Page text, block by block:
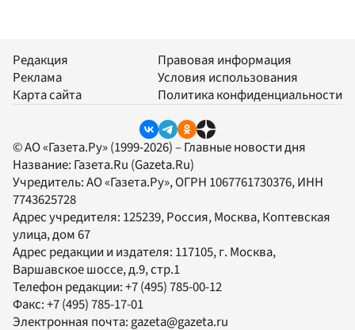
Редакция
Реклама
Карта сайта
Правовая информация
Условия использования
Политика конфиденциальности
© АО «Газета.Ру» (1999-2026) – Главные новости дня
Название: Газета.Ru (Gazeta.Ru)
Учредитель:АО «Газета.Ру», ОГРН 1067761730376, ИНН
7743625728
Адрес учредителя: 125239, Россия, Москва, Коптевская
улица, дом 67
Адрес редакции и издателя: 117105, г. Москва,
Варшавское шоссе, д.9, стр.1
Телефон редакции:+7 (495) 785-00-12
Факс:+7 (495) 785-17-01
Электронная почта:gazeta@gazeta.ru